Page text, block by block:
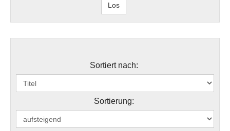
Sortiert nach:
Sortierung: